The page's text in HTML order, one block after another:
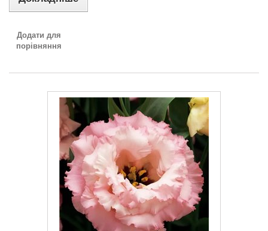
Додати для
порівняння